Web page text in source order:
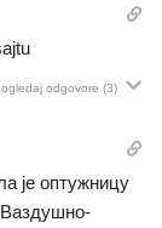
odgovore (3)
је оптужницу
Ваздушно-